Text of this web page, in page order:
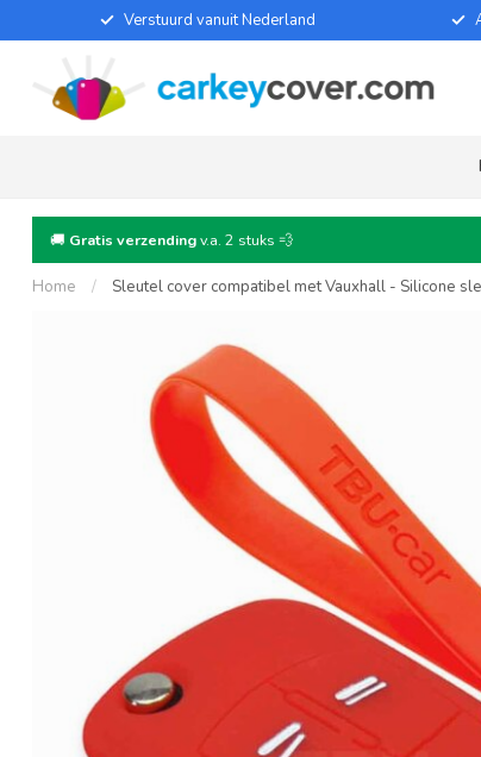
Verstuurd vanuit Nederland
🚚 Gratis verzendingv.a. 2 stuks 💨
Home / Sleutel cover compatibel met Vauxhall - Silicone